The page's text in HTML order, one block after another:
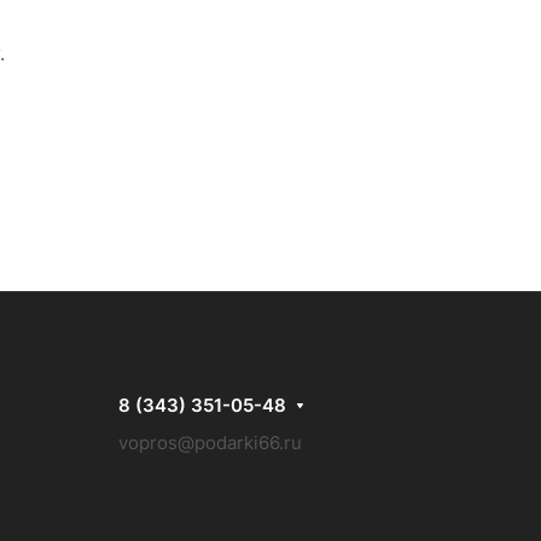
8 (343) 351-05-48
vopros@podarki66.ru